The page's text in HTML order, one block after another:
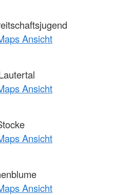
Ansicht
Ansicht
Ansicht
Ansicht